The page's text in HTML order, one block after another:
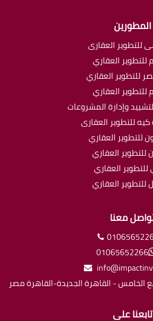
المطورين
للتطوير العقارى
للتطوير العقاري
للتطوير العقاري
للتطوير العقاري
وإدارة المشروعات
للتطوير العقارى
للتطوير العقاري
للتطوير العقاري
العقاري
للتطوير العقاري
معنا
01065652266
تابعنا على